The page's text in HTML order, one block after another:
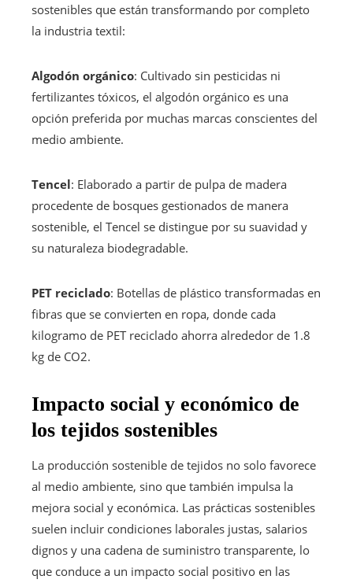
sostenibles que están transformando por completo
la industria textil:
Algodón orgánico: Cultivado sin pesticidas ni
fertilizantes tóxicos, el algodón orgánico es una
opción preferida por muchas marcas conscientes del
medio ambiente.
Tencel: Elaborado a partir de pulpa de madera
procedente de bosques gestionados de manera
sostenible, el Tencel se distingue por su suavidad y
su naturaleza biodegradable.
PET reciclado: Botellas de plástico transformadas en
fibras que se convierten en ropa, donde cada
kilogramo de PET reciclado ahorra alrededor de 1.8
kg de CO2.
Impacto social y económico de
los tejidos sostenibles
La producción sostenible de tejidos no solo favorece
al medio ambiente, sino que también impulsa la
mejora social y económica. Las prácticas sostenibles
suelen incluir condiciones laborales justas, salarios
dignos y una cadena de suministro transparente, lo
que conduce a un impacto social positivo en las